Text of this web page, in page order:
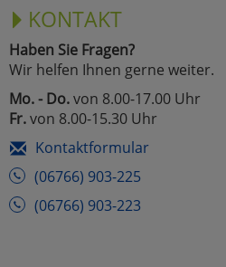
KONTAKT
Haben Sie Fragen?
Wir helfen Ihnen gerne weiter.
Mo. - Do.von 8.00-17.00 Uhr
Fr.von 8.00-15.30 Uhr
Kontaktformular
(06766) 903-225
(06766) 903-223